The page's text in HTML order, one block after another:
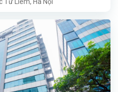
Từ Liêm, Hà Nội